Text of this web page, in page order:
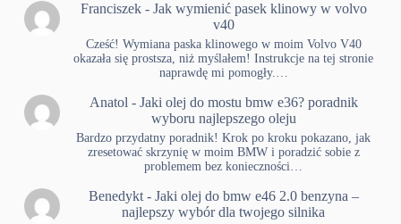
Franciszek- Jak wymienić pasek klinowy w volvo
v40
Cześć! Wymiana paska klinowego w moim Volvo V40
okazała się prostsza, niż myślałem! Instrukcje na tej stronie
naprawdę mi pomogły.…
Anatol - Jaki olej do mostu bmw e36? poradnik
wyboru najlepszego oleju
Bardzo przydatny poradnik! Krok po kroku pokazano, jak
zresetować skrzynię w moim BMW i poradzić sobie z
problemem bez konieczności…
Benedykt- Jaki olej do bmw e46 2.0 benzyna –
najlepszy wybór dla twojego silnika